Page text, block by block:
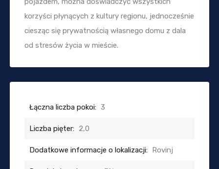
korzyści płynących z kultury regionu, jednocześnie
ciesząc się prywatnością własnego domu z dala
od stresów życia w mieście.
Łączna liczba pokoi: 3
Liczba pięter: 2,0
Dodatkowe informacje o lokalizacji: Rovinj